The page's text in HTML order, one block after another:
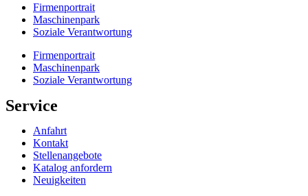
Firmenportrait
Maschinenpark
Soziale Verantwortung
Firmenportrait
Maschinenpark
Soziale Verantwortung
Service
Anfahrt
Kontakt
Stellenangebote
Katalog anfordern
Neuigkeiten